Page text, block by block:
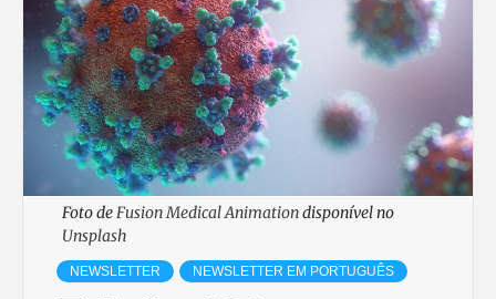
Foto deFusion Medical Animationdisponível no
Unsplash
NEWSLETTER NEWSLETTER EM PORTUGUÊS